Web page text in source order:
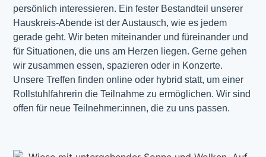
persönlich interessieren. Ein fester Bestandteil unserer
Hauskreis-Abende ist der Austausch, wie es jedem
gerade geht. Wir beten miteinander und füreinander und
für Situationen, die uns am Herzen liegen. Gerne gehen
wir zusammen essen, spazieren oder in Konzerte.
Unsere Treffen finden online oder hybrid statt, um einer
Rollstuhlfahrerin die Teilnahme zu ermöglichen. Wir sind
offen für neue Teilnehmer:innen, die zu uns passen.